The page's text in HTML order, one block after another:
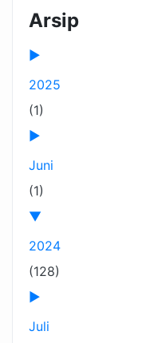
Arsip
►
2025
(1)
►
Juni
(1)
▼
2024
(128)
►
Juli